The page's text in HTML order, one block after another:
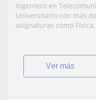
Ingeniero en
Universitario con más
asignaturas como
ver más